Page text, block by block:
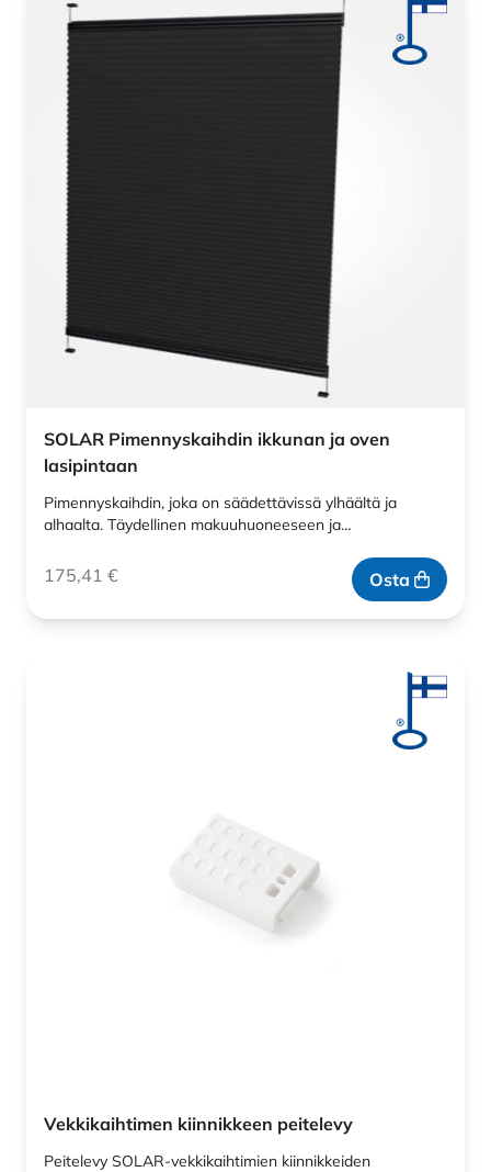
SOLAR Pimennyskaihdin ikkunan ja oven
lasipintaan
Pimennyskaihdin, joka on säädettävissä ylhäältä ja
alhaalta. Täydellinen makuuhuoneeseen ja…
175,41 € Osta
Vekkikaihtimen kiinnikkeen peitelevy
Peitelevy SOLAR-vekkikaihtimien kiinnikkeiden